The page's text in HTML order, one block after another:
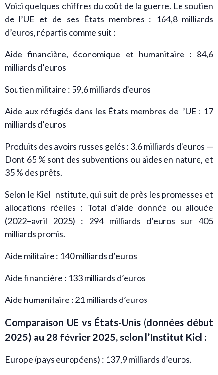
Voici quelques chiffres du coût de la guerre. Le soutien
de l’UE et de ses États membres : 164,8 milliards
d’euros, répartis comme suit :
Aide financière, économique et humanitaire : 84,6
milliards d’euros
Soutien militaire : 59,6 milliards d’euros
Aide aux réfugiés dans les États membres de l’UE : 17
milliards d’euros
Produits des avoirs russes gelés : 3,6 milliards d’euros —
Dont 65 % sont des subventions ou aides en nature, et
35 % des prêts.
Selon le Kiel Institute, qui suit de près les promesses et
allocations réelles : Total d’aide donnée ou allouée
(2022–avril 2025) : 294 milliards d’euros sur 405
milliards promis.
Aide militaire : 140 milliards d’euros
Aide financière : 133 milliards d’euros
Aide humanitaire : 21 milliards d’euros
Comparaison UE vs États-Unis (données début
2025) au 28 février 2025, selon l’Institut Kiel :
Europe (pays européens) : 137,9 milliards d’euros.